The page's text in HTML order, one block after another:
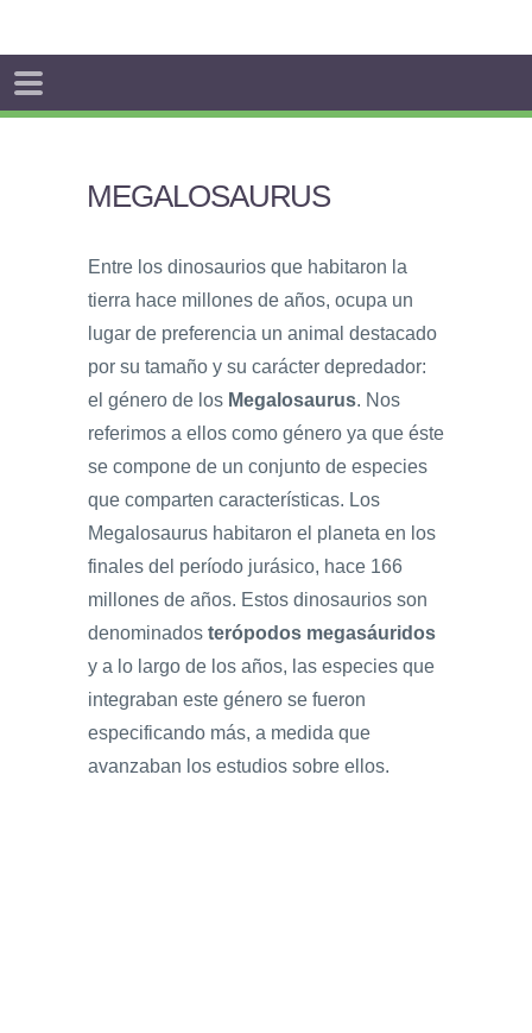
MEGALOSAURUS
Entre los dinosaurios que habitaron la
tierra hace millones de años, ocupa un
lugar de preferencia un animal destacado
por su tamaño y su carácter depredador:
el género de los Megalosaurus. Nos
referimos a ellos como género ya que éste
se compone de un conjunto de especies
que comparten características. Los
Megalosaurus habitaron el planeta en los
finales del período jurásico, hace 166
millones de años. Estos dinosaurios son
denominados terópodos megasáuridos
y a lo largo de los años, las especies que
integraban este género se fueron
especificando más, a medida que
avanzaban los estudios sobre ellos.